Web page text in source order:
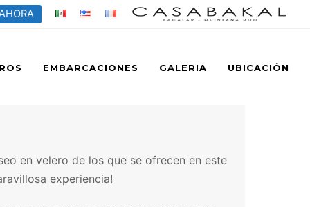
EMBARCACIONES GALERIA UBICACIÓN
en velero de los que se ofrecen en este
experiencia!